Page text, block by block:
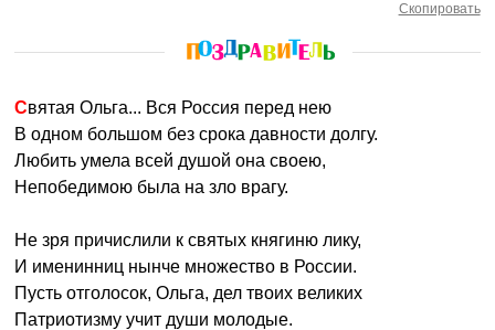
Скопировать
Святая Ольга... Вся Россия перед нею
В одном большом без срока давности долгу.
Любить умела всей душой она своею,
Непобедимою была на зло врагу.
Не зря причислили к святых княгиню лику,
И именинниц нынче множество в России.
Пусть отголосок, Ольга, дел твоих великих
Патриотизму учит души молодые.